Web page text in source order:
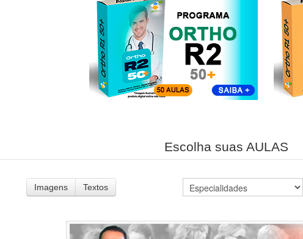
Escolha suas AULAS
Imagens Textos